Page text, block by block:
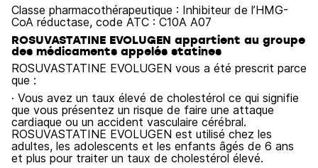
Classe pharmacothérapeutique : Inhibiteur de l’HMG-
CoA réductase, code ATC : C10A A07
ROSUVASTATINE EVOLUGEN appartient au groupe
des médicaments appelés statines
ROSUVASTATINE EVOLUGEN vous a été prescrit parce
que :
· Vous avez un taux élevé de cholestérol ce qui signifie
que vous présentez un risque de faire une attaque
cardiaque ou un accident vasculaire cérébral.
ROSUVASTATINE EVOLUGEN est utilisé chez les
adultes, les adolescents et les enfants âgés de 6 ans
et plus pour traiter un taux de cholestérol élevé.